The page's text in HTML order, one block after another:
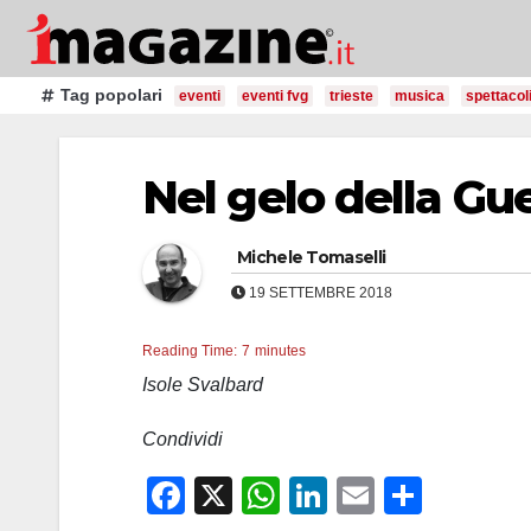
Salta
contenutoTag popolari eventi eventi fvg trieste musica spettacoli
Nel gelo della
Michele Tomaselli
19 SETTEMBRE 2018
Reading Time: 7 minutes
Isole Svalbard
Condividi
F
X
W
Li
E